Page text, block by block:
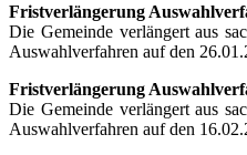
Fristverlängerung
Die Gemeinde verlängert aus
Auswahlverfahren auf den
Fristverlängerung
Die Gemeinde verlängert aus
Auswahlverfahren auf den